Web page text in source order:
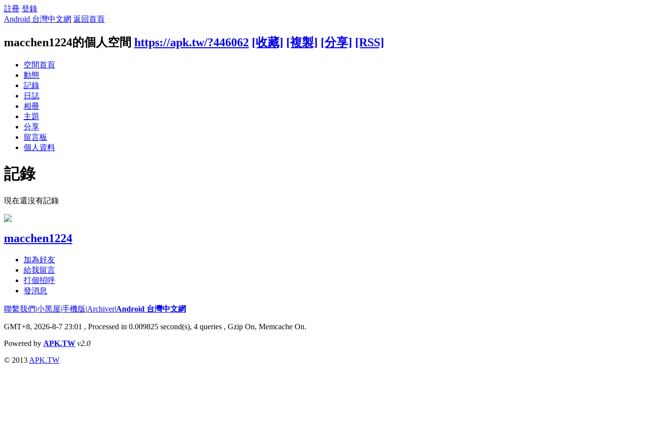
註冊 登錄
Android 台灣中文網 返回首頁
macchen1224的個人空間 https://apk.tw/?446062 [收藏] [複製] [分享] [RSS]
空間首頁
動態
記錄
日誌
相冊
主題
分享
留言板
個人資料
記錄
現在還沒有記錄
macchen1224
加為好友
給我留言
打個招呼
發消息
聯繫我們|小黑屋|手機版|Archiver|Android 台灣中文網
GMT+8, 2026-8-7 23:01 , Processed in 0.009825 second(s), 4 queries , Gzip On, Memcache On.
Powered by APK.TW v2.0
© 2013 APK.TW